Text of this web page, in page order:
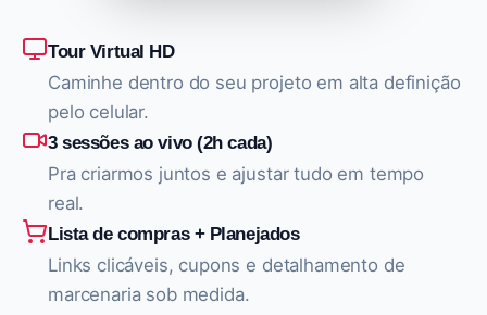
Tour Virtual HD
Caminhe dentro do seu projeto em alta definição
pelo celular.
3 sessões ao vivo (2h cada)
Pra criarmos juntos e ajustar tudo em tempo
real.
Lista de compras + Planejados
Links clicáveis, cupons e detalhamento de
marcenaria sob medida.